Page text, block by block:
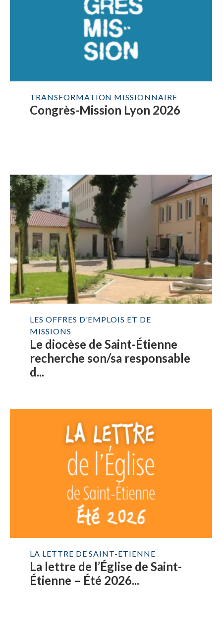
TRANSFORMATION MISSIONNAIRE
Congrès-Mission Lyon 2026
LES OFFRES D'EMPLOIS ET DE
MISSIONS
Le diocèse de Saint-Étienne
recherche son/sa responsable
d...
LA LETTRE DE SAINT-ETIENNE
La lettre de l’Église de Saint-
Étienne – Été 2026...